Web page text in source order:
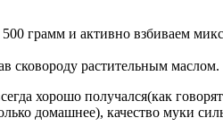
грамм и активно взбиваем
сковороду растительным маслом.
хорошо получался(как
домашнее), качество муки